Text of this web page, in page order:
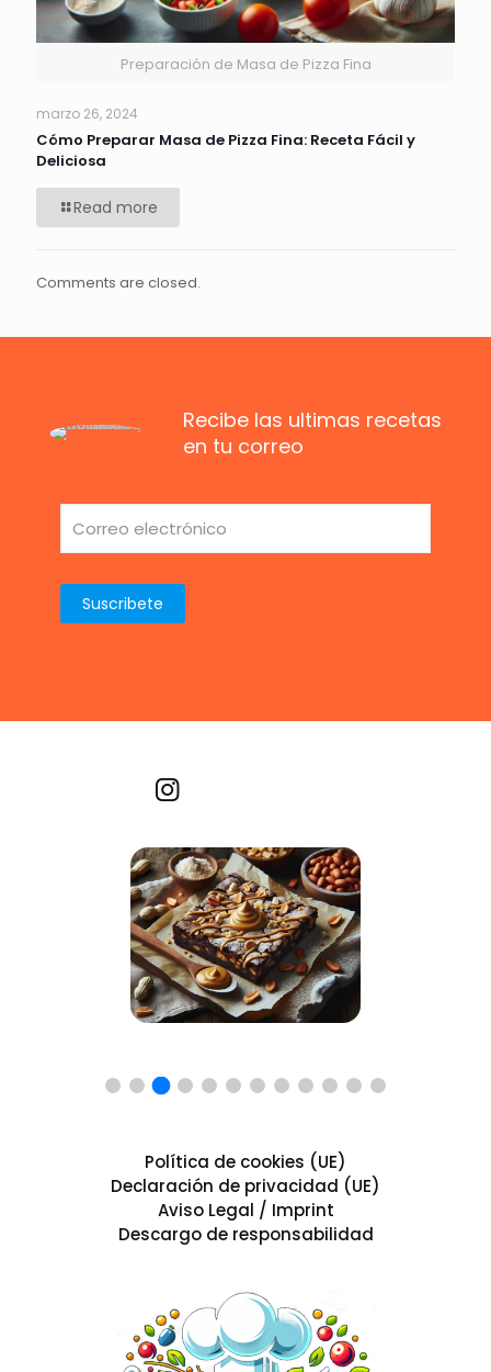
Preparación de Masa de Pizza Fina
marzo 26, 2024
Cómo Preparar Masa de Pizza Fina: Receta Fácil y
Deliciosa
Read more
Comments are closed.
Recibe las ultimas recetas
en tu correo
Política de cookies (UE)
Declaración de privacidad (UE)
Aviso Legal / Imprint
Descargo de responsabilidad